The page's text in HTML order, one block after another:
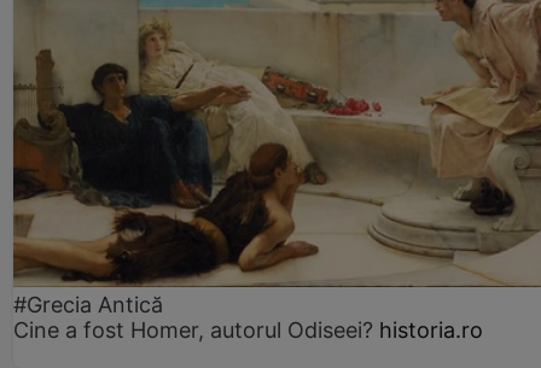
#Grecia Antică
Cine a fost Homer, autorul Odiseei? historia.ro